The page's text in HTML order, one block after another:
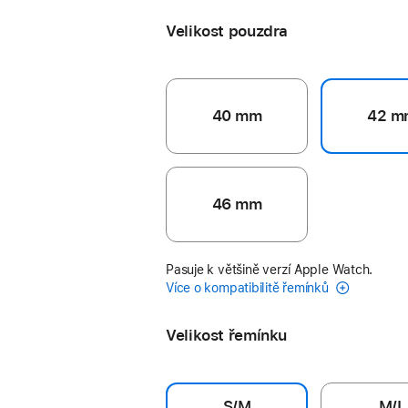
Velikost pouzdra
40 mm 42
46 mm
Pasuje k většině verzí Apple Watch.
Více o kompatibilitě řemínků
Velikost řemínku